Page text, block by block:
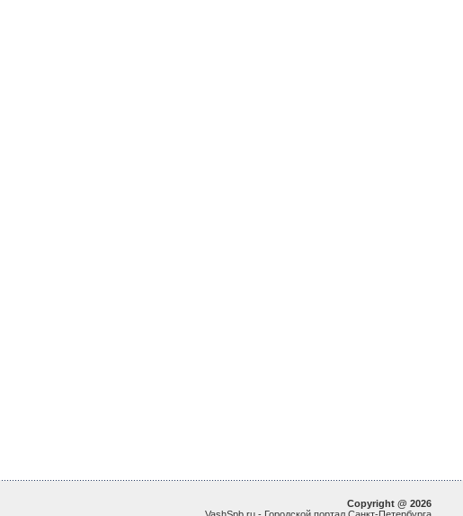
Copyright @ 2026